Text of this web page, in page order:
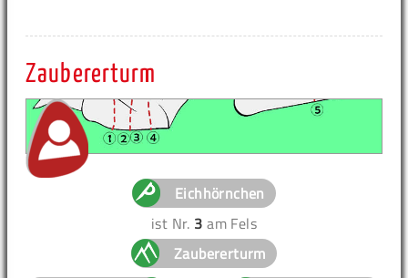
Zaubererturm
Eichhörnchen
ist Nr. 3 am Fels
Zaubererturm